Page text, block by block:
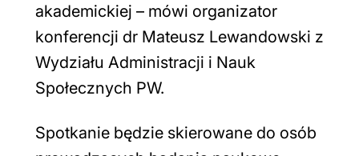
akademickiej – mówi organizator
konferencji dr Mateusz Lewandowski z
Wydziału Administracji i Nauk
Społecznych PW.
Spotkanie będzie skierowane do osób